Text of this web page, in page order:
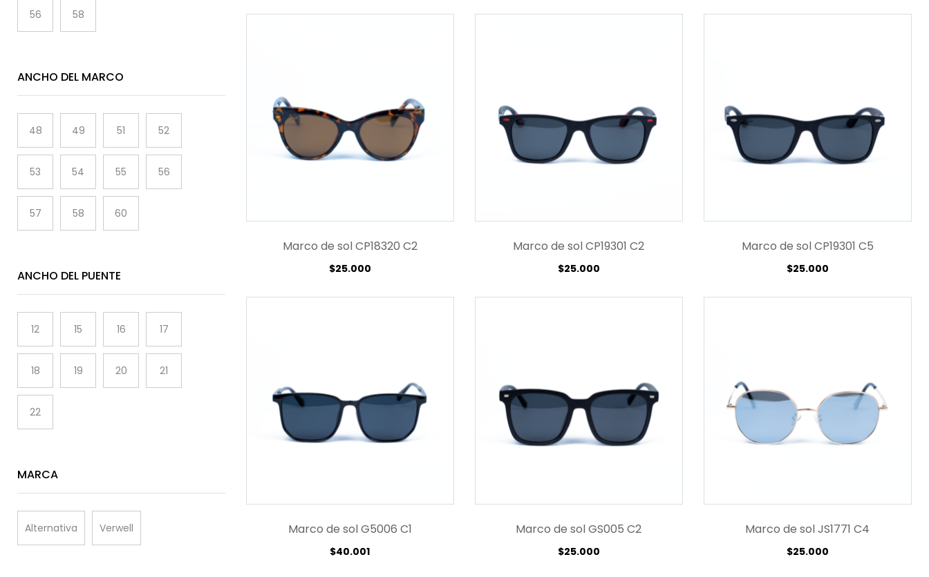
56 58
ANCHO DEL MARCO
48 49 51 52
53 54 55 56
57 58 60
ANCHO DEL PUENTE
12 15 16 17
18 19 20 21
22
MARCA
Alternativa Verwell
Marco de sol CP18320 C2
$25.000
Marco de sol CP19301 C2
$25.000
Marco de sol CP19301 C5
$25.000
Marco de sol G5006 C1
$40.001
Marco de sol GS005 C2
$25.000
Marco de sol JS1771 C4
$25.000